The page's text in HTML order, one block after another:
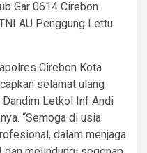
Gar 0614 Cirebon
AU Penggung Lettu
Cirebon Kota
selamat ulang
Letkol Inf Andi
“Semoga di usia
dalam menjaga